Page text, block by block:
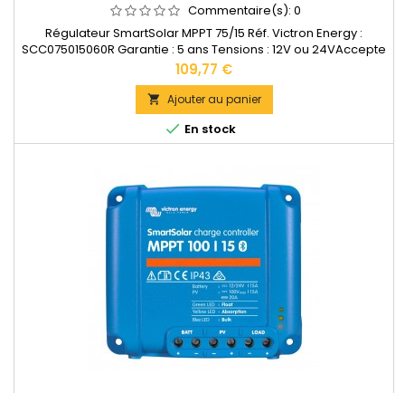
Commentaire(s): 0
Régulateur SmartSolar MPPT 75/15 Réf. Victron Energy :
SCC075015060R Garantie : 5 ans Tensions : 12V ou 24VAccepte
en 12V jusqu'à 220W de panneaux solaires. Accepte en 24V
jusqu'à 440W de panneaux solaires.Bornes de puissance: 6
mm2 Dimensions : 100 x 113 x 40 mm Poids : 0,5kg
Documentation technique disponible dans les "DOCUMENTS
JOINTS".
Prix
109,77 €
 Ajouter au panier
 En stock